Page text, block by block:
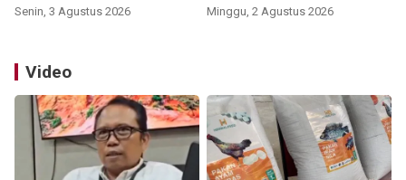
Senin, 3 Agustus 2026 Minggu, 2 Agustus 2026
Video